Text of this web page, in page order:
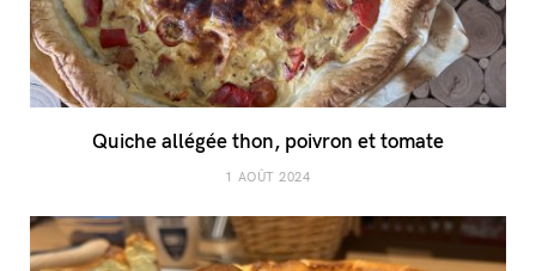
Quiche allégée thon, poivron et tomate
1 AOÛT 2024